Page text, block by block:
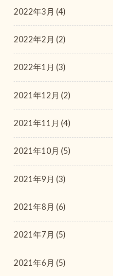
2022年3月 (4)
2022年2月 (2)
2022年1月 (3)
2021年12月 (2)
2021年11月 (4)
2021年10月 (5)
2021年9月 (3)
2021年8月 (6)
2021年7月 (5)
2021年6月 (5)